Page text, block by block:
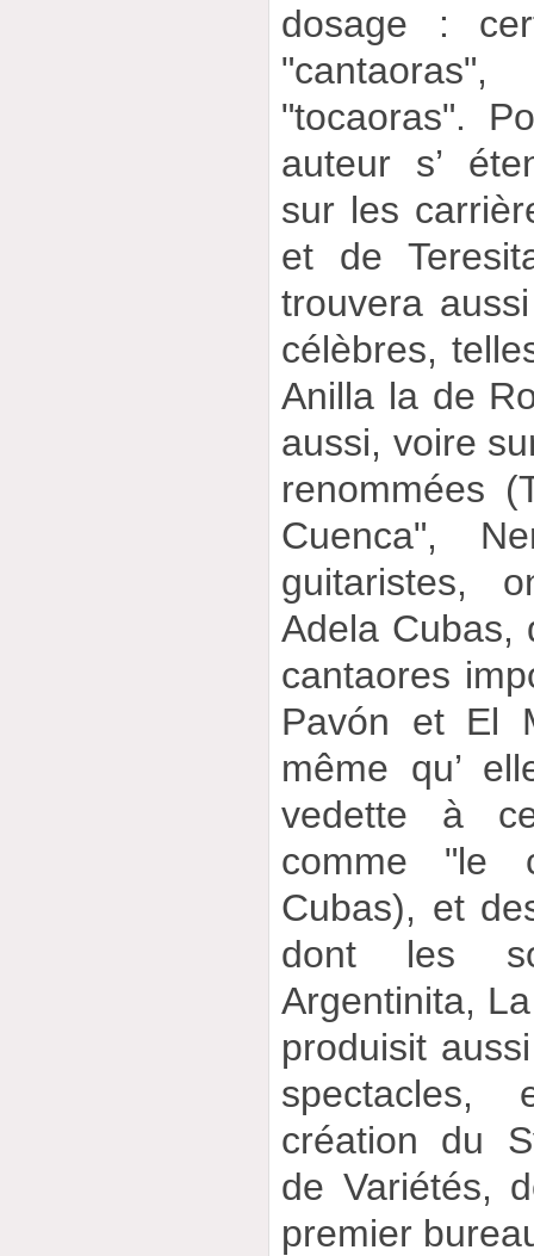
dosage :
"tocaoras".
auteur s’
sur les
et de
trouvera
célèbres,
Anilla la de
aussi, voire
renommées
Cuenca",
guitaristes,
Adela Cubas,
cantaores
Pavón et El
même qu’
vedette à
comme "le
Cubas), et
dont les
Argentinita,
produisit
création du
de Variétés,
premier